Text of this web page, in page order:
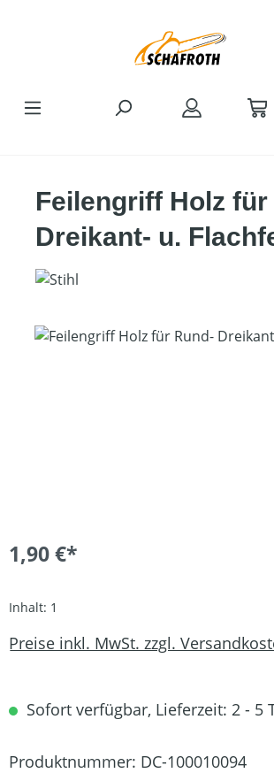
Feilengriff Holz für
Dreikant- u.
Bildergalerie überspringen
1,90 €*
Inhalt: 1
Preise inkl. MwSt. zzgl.
Sofort verfügbar, Lieferzeit: 2 - 5
Produktnummer: DC-100010094